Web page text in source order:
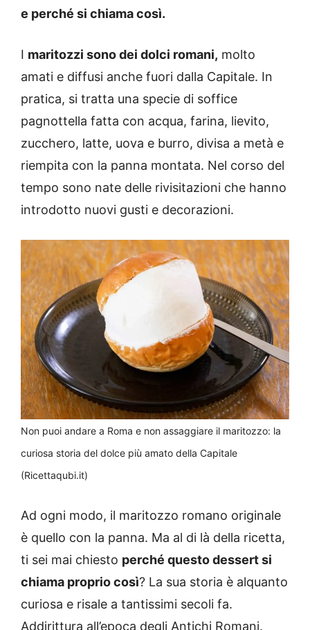
e perché si chiama così.
I maritozzi sono dei dolci romani, molto
amati e diffusi anche fuori dalla Capitale. In
pratica, si tratta una specie di soffice
pagnottella fatta con acqua, farina, lievito,
zucchero, latte, uova e burro, divisa a metà e
riempita con la panna montata. Nel corso del
tempo sono nate delle rivisitazioni che hanno
introdotto nuovi gusti e decorazioni.
Non puoi andare a Roma e non assaggiare il maritozzo: la
curiosa storia del dolce più amato della Capitale
(Ricettaqubi.it)
Ad ogni modo, il maritozzo romano originale
è quello con la panna. Ma al di là della ricetta,
ti sei mai chiesto perché questo dessert si
chiama proprio così? La sua storia è alquanto
curiosa e risale a tantissimi secoli fa.
Addirittura all’epoca degli Antichi Romani.